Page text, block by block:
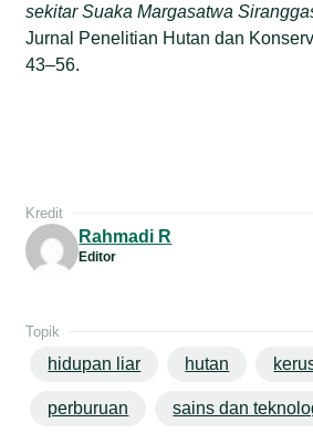
sekitar Suaka Margasatwa
Jurnal Penelitian Hutan dan
43–56.
Kredit
Rahmadi R
Editor
Topik
hidupan liar hutan
perburuan sains dan